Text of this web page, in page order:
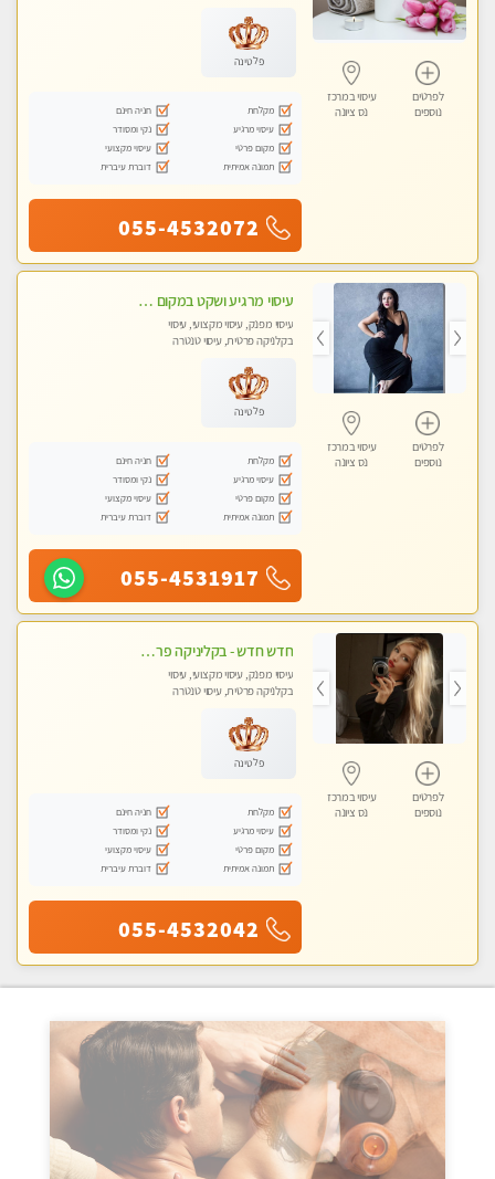
לפרטים
נוספים
עיסוי במרכז
נס ציונה
פלטינה
מקלחת
חניה חינם
עיסוי מרגיע
נקי ומסודר
מקום פרטי
עיסוי מקצועי
תמונה אמיתית
דוברת עיברית
055-4532072
לפרטים
נוספים
עיסוי במרכז
נס ציונה
עיסוי מרגיע ושקט במקום מדהים עיסוי מושקע מאוד בראשון -לציון ללא מין !! פתוח גם בשבת 10:00-23:00
עיסוי מפנק, עיסוי מקצועי, עיסוי
בקלניקה פרטית, עיסוי טנטרה
פלטינה
מקלחת
חניה חינם
עיסוי מרגיע
נקי ומסודר
מקום פרטי
עיסוי מקצועי
תמונה אמיתית
דוברת עיברית
055-4531917
לפרטים
נוספים
עיסוי במרכז
נס ציונה
חדש חדש - בקליניקה פרטית בחולון עיסוי לחידוש אנרגיות עיסוי חלומי מומלץ מאוד-ללא מין! highly recommended new in the city
עיסוי מפנק, עיסוי מקצועי, עיסוי
בקלניקה פרטית, עיסוי טנטרה
פלטינה
מקלחת
חניה חינם
עיסוי מרגיע
נקי ומסודר
מקום פרטי
עיסוי מקצועי
תמונה אמיתית
דוברת עיברית
055-4532042